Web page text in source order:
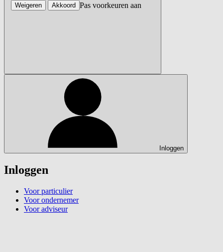
Inloggen
Inloggen
Voor particulier
Voor ondernemer
Voor adviseur
Pas voorkeuren aan
Weigeren Akkoord